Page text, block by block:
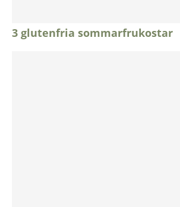
3 glutenfria sommarfrukostar